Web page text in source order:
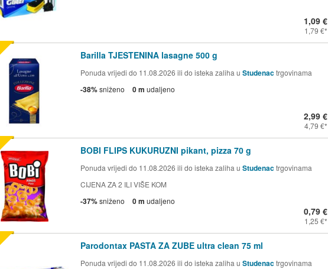
1,09 €
1,79 €
Barilla TJESTENINA lasagne 500 g
Ponuda vrijedi do 11.08.2026 ili do isteka zaliha u Studenactrgovinama
-38%sniženo 0 m udaljeno
2,99 €
4,79 €
BOBI FLIPS KUKURUZNI pikant, pizza 70 g
Ponuda vrijedi do 11.08.2026 ili do isteka zaliha u Studenactrgovinama
CIJENA ZA 2 ILI VIŠE KOM
-37%sniženo 0 m udaljeno
0,79 €
1,25 €
Parodontax PASTA ZA ZUBE ultra clean 75 ml
Ponuda vrijedi do 11.08.2026 ili do isteka zaliha u Studenactrgovinama